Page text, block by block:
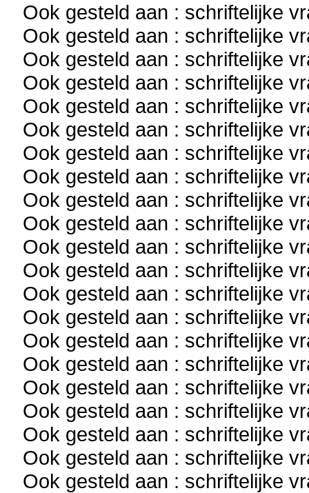
Ook gesteld aan : schriftelijke
Ook gesteld aan : schriftelijke
Ook gesteld aan : schriftelijke
Ook gesteld aan : schriftelijke
Ook gesteld aan : schriftelijke
Ook gesteld aan : schriftelijke
Ook gesteld aan : schriftelijke
Ook gesteld aan : schriftelijke
Ook gesteld aan : schriftelijke
Ook gesteld aan : schriftelijke
Ook gesteld aan : schriftelijke
Ook gesteld aan : schriftelijke
Ook gesteld aan : schriftelijke
Ook gesteld aan : schriftelijke
Ook gesteld aan : schriftelijke
Ook gesteld aan : schriftelijke
Ook gesteld aan : schriftelijke
Ook gesteld aan : schriftelijke
Ook gesteld aan : schriftelijke
Ook gesteld aan : schriftelijke
Ook gesteld aan : schriftelijke